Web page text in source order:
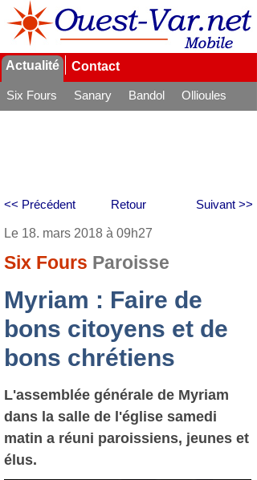
Actualité Contact
Six Fours Sanary Bandol
Ollioules
Retour
<< Précédent Suivant >>
Le 18. mars 2018 à 09h27
Six Fours Paroisse
Myriam : Faire de
bons citoyens et de
bons chrétiens
L'assemblée générale de Myriam
dans la salle de l'église samedi
matin a réuni paroissiens, jeunes et
élus.